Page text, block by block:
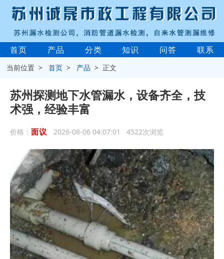
首页 产品 分类 知识 问答 联系
当前位置 >首页 > 产品 > 正文
苏州探测地下水管漏水，设备齐全，技
术强，经验丰富
价格： 面议 2026-08-06 04:07:01 4522次浏览